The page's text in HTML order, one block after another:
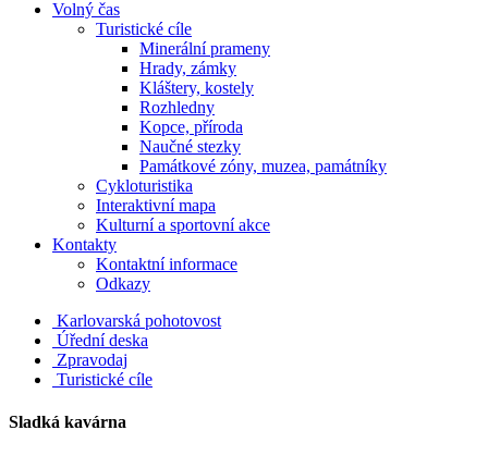
Volný čas
Turistické cíle
Minerální prameny
Hrady, zámky
Kláštery, kostely
Rozhledny
Kopce, příroda
Naučné stezky
Památkové zóny, muzea, památníky
Cykloturistika
Interaktivní mapa
Kulturní a sportovní akce
Kontakty
Kontaktní informace
Odkazy
Karlovarská pohotovost
Úřední deska
Zpravodaj
Turistické cíle
Sladká kavárna